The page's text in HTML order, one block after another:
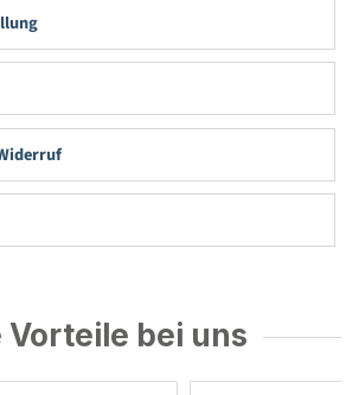
Vorteile bei uns